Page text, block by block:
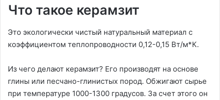
Что такое керамзит
Это экологически чистый натуральный материал с
коэффициентом теплопроводности 0,12-0,15 Вт/м*К.
Из чего делают керамзит? Его производят на основе
глины или песчано-глинистых пород. Обжигают сырье
при температуре 1000-1300 градусов. За счет этого он